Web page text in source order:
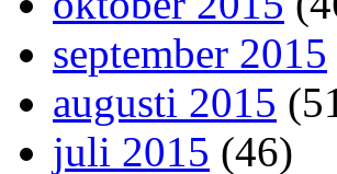
september 2015
augusti 2015
juli 2015 (46)